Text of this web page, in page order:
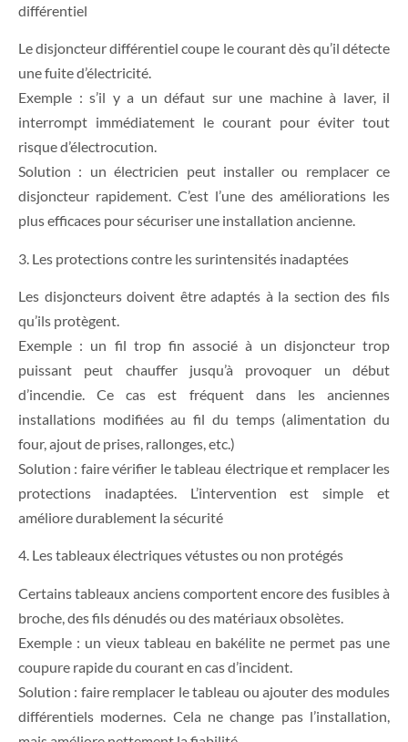
différentiel
Le disjoncteur différentiel coupe le courant dès qu’il détecte
une fuite d’électricité.
Exemple : s’il y a un défaut sur une machine à laver, il
interrompt immédiatement le courant pour éviter tout
risque d’électrocution.
Solution : un électricien peut installer ou remplacer ce
disjoncteur rapidement. C’est l’une des améliorations les
plus efficaces pour sécuriser une installation ancienne.
3. Les protections contre les surintensités inadaptées
Les disjoncteurs doivent être adaptés à la section des fils
qu’ils protègent.
Exemple : un fil trop fin associé à un disjoncteur trop
puissant peut chauffer jusqu’à provoquer un début
d’incendie. Ce cas est fréquent dans les anciennes
installations modifiées au fil du temps (alimentation du
four, ajout de prises, rallonges, etc.)
Solution : faire vérifier le tableau électrique et remplacer les
protections inadaptées. L’intervention est simple et
améliore durablement la sécurité
4. Les tableaux électriques vétustes ou non protégés
Certains tableaux anciens comportent encore des fusibles à
broche, des fils dénudés ou des matériaux obsolètes.
Exemple : un vieux tableau en bakélite ne permet pas une
coupure rapide du courant en cas d’incident.
Solution : faire remplacer le tableau ou ajouter des modules
différentiels modernes. Cela ne change pas l’installation,